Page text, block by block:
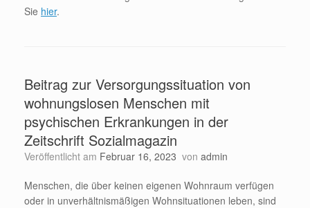
Sie hier.
Beitrag zur Versorgungssituation von
wohnungslosen Menschen mit
psychischen Erkrankungen in der
Zeitschrift Sozialmagazin
Veröffentlicht am Februar 16, 2023 von admin
Menschen, die über keinen eigenen Wohnraum verfügen
oder in unverhältnismäßigen Wohnsituationen leben, sind